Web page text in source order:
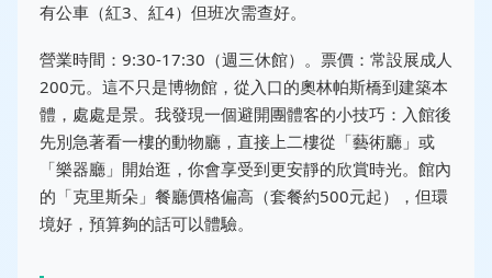
有公車（紅3、紅4）但班次需查好。
營業時間：9:30-17:30（週三休館）。票價：常設展成人
200元。這不只是博物館，從入口的奧林帕斯橋到建築本
體，處處是景。我發現一個避開團體客的小技巧：入館後
先別急著看一樓的動物廳，直接上二樓從「藝術廳」或
「樂器廳」開始逛，你會享受到更安靜的欣賞時光。館內
的「克里斯朵」餐廳價格偏高（套餐約500元起），但環
境好，預算夠的話可以體驗。